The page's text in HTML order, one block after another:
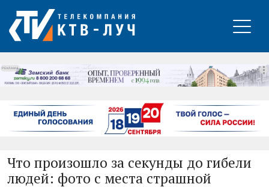
РЕКЛАМА
Что произошло за секунды до гибели
людей: фото с места страшной